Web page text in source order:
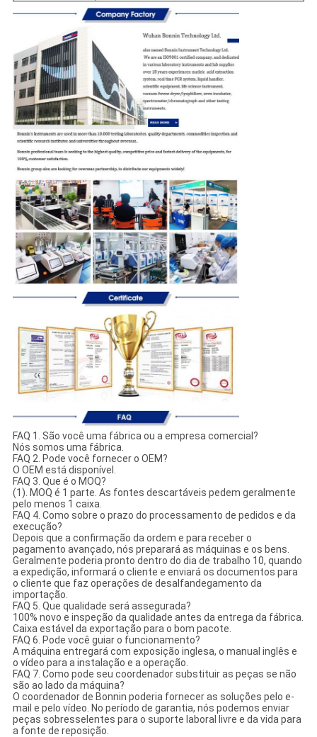
FAQ 1. São você uma fábrica ou a empresa comercial?
Nós somos uma fábrica.
FAQ 2. Pode você fornecer o OEM?
O OEM está disponível.
FAQ 3. Que é o MOQ?
(1). MOQ é 1 parte. As fontes descartáveis pedem geralmente
pelo menos 1 caixa.
FAQ 4. Como sobre o prazo do processamento de pedidos e da
execução?
Depois que a confirmação da ordem e para receber o
pagamento avançado, nós preparará as máquinas e os bens.
Geralmente poderia pronto dentro do dia de trabalho 10, quando
a expedição, informará o cliente e enviará os documentos para
o cliente que faz operações de desalfandegamento da
importação.
FAQ 5. Que qualidade será assegurada?
100% novo e inspeção da qualidade antes da entrega da fábrica.
Caixa estável da exportação para o bom pacote.
FAQ 6. Pode você guiar o funcionamento?
A máquina entregará com exposição inglesa, o manual inglês e
o vídeo para a instalação e a operação.
FAQ 7. Como pode seu coordenador substituir as peças se não
são ao lado da máquina?
O coordenador de Bonnin poderia fornecer as soluções pelo e-
mail e pelo vídeo. No período de garantia, nós podemos enviar
peças sobresselentes para o suporte laboral livre e da vida para
a fonte de reposição.